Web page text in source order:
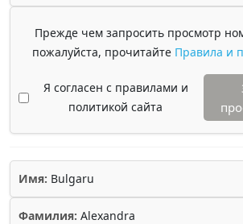
Прежде чем запросить просмотр
пожалуйста, прочитайте Правила и
Я согласен с правилами и
политикой сайта
Имя: Bulgaru
Фамилия: Alexandra